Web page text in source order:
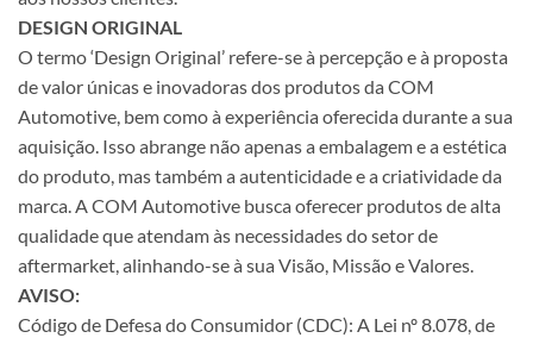
DESIGN ORIGINAL
O termo ‘Design Original’ refere-se à percepção e à proposta
de valor únicas e inovadoras dos produtos da COM
Automotive, bem como à experiência oferecida durante a sua
aquisição. Isso abrange não apenas a embalagem e a estética
do produto, mas também a autenticidade e a criatividade da
marca. A COM Automotive busca oferecer produtos de alta
qualidade que atendam às necessidades do setor de
aftermarket, alinhando-se à sua Visão, Missão e Valores.
AVISO:
Código de Defesa do Consumidor (CDC): A Lei nº 8.078, de